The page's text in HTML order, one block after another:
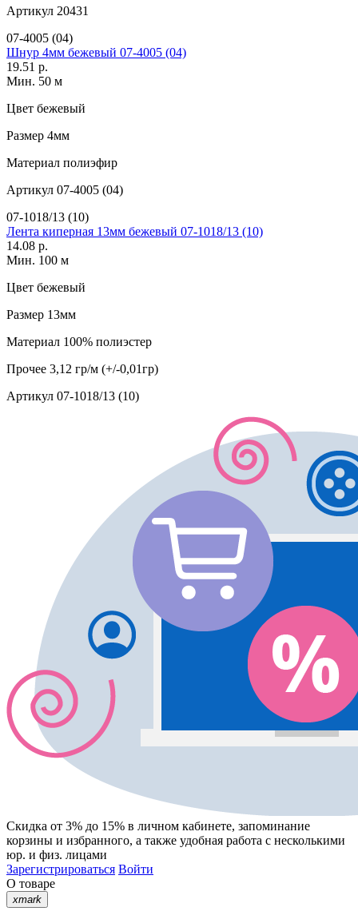
Артикул 20431
07-4005 (04)
Шнур 4мм бежевый 07-4005 (04)
19.51 р.
Мин. 50 м
Цвет бежевый
Размер 4мм
Материал полиэфир
Артикул 07-4005 (04)
07-1018/13 (10)
Лента киперная 13мм бежевый 07-1018/13 (10)
14.08 р.
Мин. 100 м
Цвет бежевый
Размер 13мм
Материал 100% полиэстер
Прочее 3,12 гр/м (+/-0,01гр)
Артикул 07-1018/13 (10)
Скидка от 3% до 15% в личном кабинете, запоминание
корзины и избранного, а также удобная работа с несколькими
юр. и физ. лицами
Зарегистрироваться Войти
О товаре
xmark